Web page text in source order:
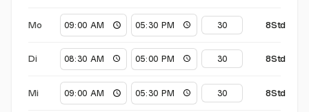
Mo 8Std
Di 8Std
Mi 8Std